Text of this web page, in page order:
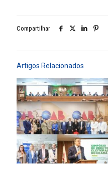
Compartilhar
Artigos Relacionados